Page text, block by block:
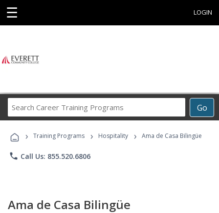
☰ LOGIN
Go
Career
Programs
› Training Programs › Hospitality › Ama de Casa Bilingüe
phone Call Us: 855.520.6806
Ama de Casa Bilingüe